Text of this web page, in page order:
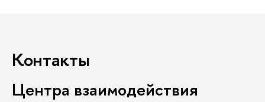
Контакты
Центра взаимодействия